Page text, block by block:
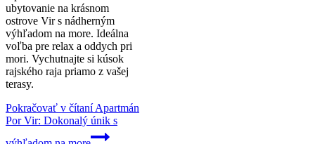
ubytovanie na krásnom
ostrove Vir s nádherným
výhľadom na more. Ideálna
voľba pre relax a oddych pri
mori. Vychutnajte si kúsok
rajského raja priamo z vašej
terasy.
Pokračovať v čítaníApartmán
Por Vir: Dokonalý únik s